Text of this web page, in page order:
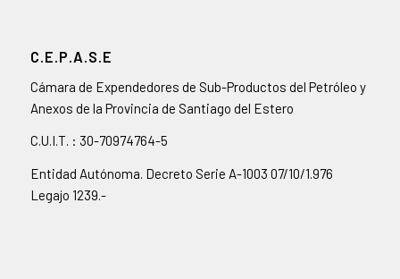
C.E.P.A.S.E
Cámara de Expendedores de Sub-Productos del Petróleo y
Anexos de la Provincia de Santiago del Estero
C.U.I.T. : 30-70974764-5
Entidad Autónoma. Decreto Serie A-1003 07/10/1.976
Legajo 1239.-